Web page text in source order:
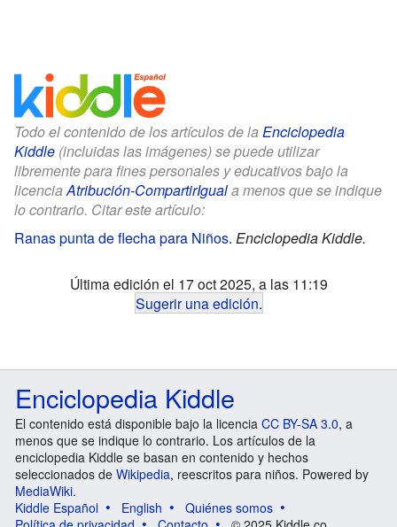
Todo el contenido de los artículos de la Enciclopedia
Kiddle (incluidas las imágenes) se puede utilizar
libremente para fines personales y educativos bajo la
licenciaAtribución-CompartirIguala menos que se indique
lo contrario. Citar este artículo:
Ranas punta de flecha para Niños. Enciclopedia Kiddle.
Última edición el 17 oct 2025, a las 11:19
Sugerir una edición.
Enciclopedia Kiddle
El contenido está disponible bajo la licencia CC BY-SA 3.0, a
menos que se indique lo contrario. Los artículos de la
enciclopedia Kiddle se basan en contenido y hechos
seleccionados de Wikipedia, reescritos para niños. Powered by
MediaWiki.
Kiddle Español
English
Quiénes somos